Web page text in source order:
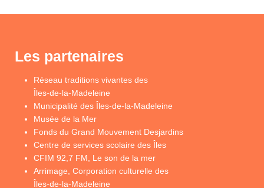
Les partenaires
Réseau traditions vivantes des
Îles-de-la-Madeleine
Municipalité des Îles-de-la-Madeleine
Musée de la Mer
Fonds du Grand Mouvement Desjardins
Centre de services scolaire des Îles
CFIM 92,7 FM, Le son de la mer
Arrimage, Corporation culturelle des
Îles-de-la-Madeleine